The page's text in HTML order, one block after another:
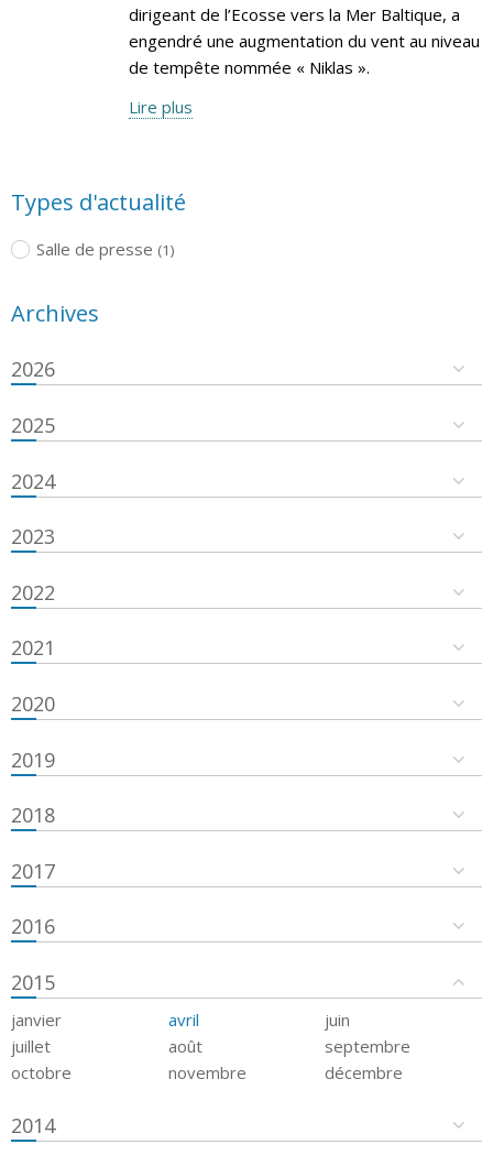
dirigeant de l’Ecosse vers la Mer Baltique, a
engendré une augmentation du vent au niveau
de tempête nommée « Niklas ».
Lire plus
Types d'actualité
Salle de presse (1)
Archives
2026
2025
2024
2023
2022
2021
2020
2019
2018
2017
2016
2015
janvier avril
juin
juillet
août
septembre
octobre
novembre décembre
2014